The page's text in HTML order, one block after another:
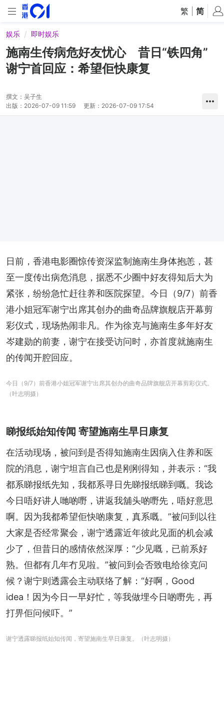
繁 简
娱乐 即时娱乐
施南生传病危好友忧心 昔日“铁四角”
谢宁首回应：希望佢快康复
撰文： 吴子生
出版： 2026-07-09 11:59 更新： 2026-07-09 17:54
日前，香港电影圈惊传资深监制施南生身体抱恙，甚
至一度传出病危消息，据悉不少圈中好友得知后大为
紧张，纷纷急忙赶往养和医院探望。今日（9/7）前香
港小姐冠军谢宁出席其创办的曲奇品牌旗舰店开幕剪
彩仪式，现场热闹非凡。作为徐克与施南生多年好友
岑建勋的前妻，谢宁在接受访问时，亦首度就施南生
的传闻开腔回应。
今日（9/7）前香港小姐冠军谢宁出席其创办的曲奇品牌旗舰店开幕剪彩仪式。
（叶志明摄）
睇报纸始知传闻 寄望施南生早日康复
在活动现场，被问到是否得知施南生因病入住养和医
院的消息，谢宁坦言自己也是刚刚得知，并表示：“我
都系睇报纸先知，我都系寻日先睇报纸睇到嘅。我谂
今日唔好讲人哋啲嘢，讲返我舖头啲嘢先，唔好意思
啊。因为我都希望佢快啲康复，真系嘅。”被问到以往
大家是否经常聚会，谢宁透露近年彼此见面的机会减
少了，但昔日的感情依然深厚：“少见嘅，已前系好
熟。但都有几年冇见啦。”被问到会否致电给徐克问
候？谢宁则透露会主动联络了解：“好啊，Good
idea！因为今日一早好忙，等我做埋今日啲嘢先，再
打畀佢问候吓。”
谢宁透露睇报纸始知传闻，寄望施南生早日康复。（叶志明摄）